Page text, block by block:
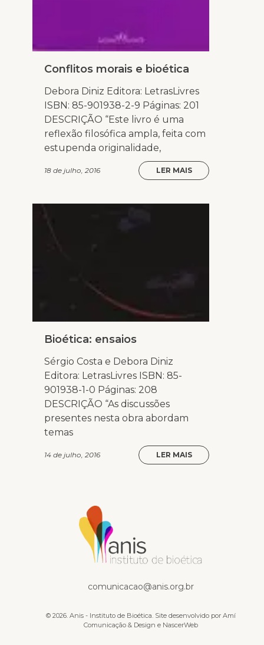
Conflitos morais e bioética
Debora Diniz Editora: LetrasLivres
ISBN: 85-901938-2-9 Páginas: 201
DESCRIÇÃO “Este livro é uma
reflexão filosófica ampla, feita com
estupenda originalidade,
18 de julho, 2016 LER MAIS
Bioética: ensaios
Sérgio Costa e Debora Diniz
Editora: LetrasLivres ISBN: 85-
901938-1-0 Páginas: 208
DESCRIÇÃO “As discussões
presentes nesta obra abordam
temas
14 de julho, 2016 LER MAIS
comunicacao@anis.org.br
© 2026. Anis - Instituto de Bioética. Site desenvolvido por Amí
Comunicação & Design e NascerWeb